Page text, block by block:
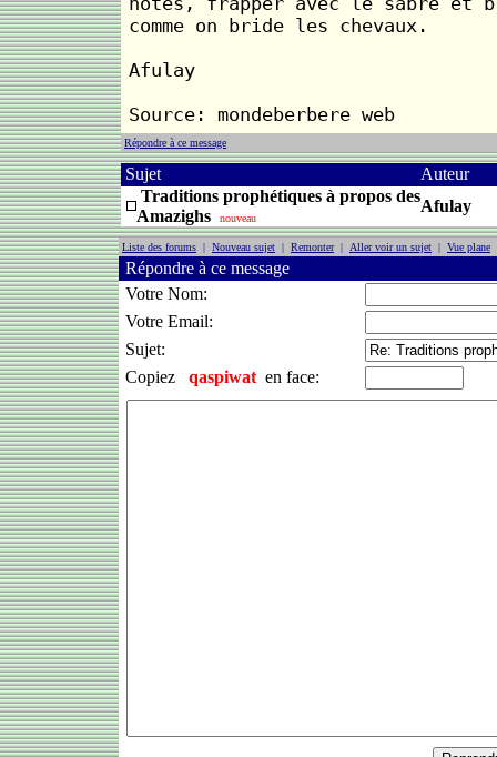
comme on bride les chevaux.
Afulay
Source: mondeberbere web
Répondre à ce message
Sujet
Auteur
Traditions prophétiques à propos des
Amazighs
nouveau
Afulay
Liste des forums | Nouveau sujet | Remonter| Aller voir un sujet | Vue plane
Répondre à ce message
Votre Nom:
Votre Email:
Sujet:
Copiez
qaspiwat en face: